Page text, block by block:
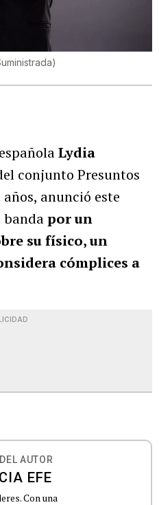
)
Lydia
conjunto Presuntos
anunció este
bandapor un
su físico, un
cómplices a
AUTOR
EFE
Con una